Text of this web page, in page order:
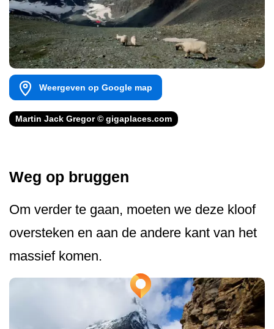
Weergeven op Google map
Martin Jack Gregor © gigaplaces.com
Weg op bruggen
Om verder te gaan, moeten we deze kloof
oversteken en aan de andere kant van het
massief komen.